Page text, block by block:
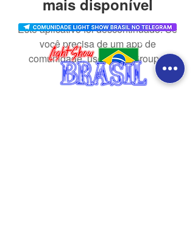
mais disponível
Este aplicativo foi descontinuado. Se
você precisa de um app de
comunidade, use o Wix Groups.